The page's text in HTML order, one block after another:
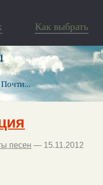
Как выбрать
песен — 15.11.2012